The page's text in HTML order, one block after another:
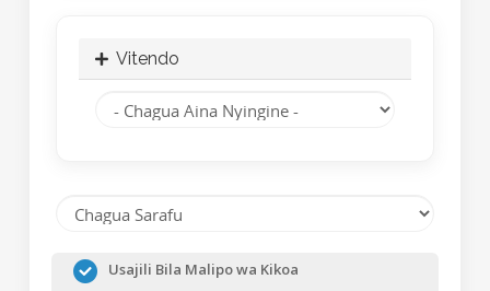
Vitendo
Usajili Bila Malipo wa Kikoa